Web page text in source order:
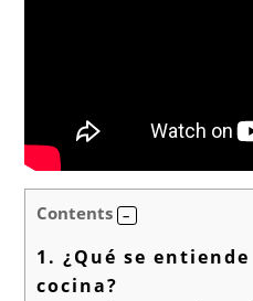
Contents
1. ¿Qué se
cocina?